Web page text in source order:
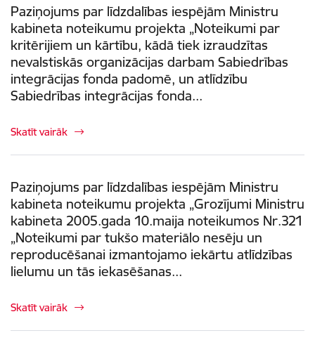
Paziņojums par līdzdalības iespējām Ministru
kabineta noteikumu projekta „Noteikumi par
kritērijiem un kārtību, kādā tiek izraudzītas
nevalstiskās organizācijas darbam Sabiedrības
integrācijas fonda padomē, un atlīdzību
Sabiedrības integrācijas fonda...
Skatīt vairāk
Paziņojums par līdzdalības iespējām Ministru
kabineta noteikumu projekta „Grozījumi Ministru
kabineta 2005.gada 10.maija noteikumos Nr.321
„Noteikumi par tukšo materiālo nesēju un
reproducēšanai izmantojamo iekārtu atlīdzības
lielumu un tās iekasēšanas...
Skatīt vairāk